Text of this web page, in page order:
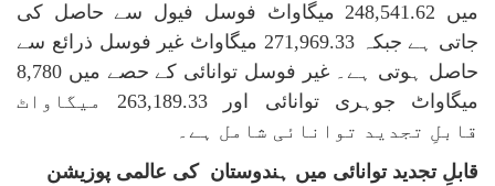
میں 248,541.62 میگاواٹ فوسل فیول سے حاصل کی
جاتی ہے جبکہ 271,969.33 میگاواٹ غیر فوسل ذرائع سے
حاصل ہوتی ہے۔ غیر فوسل توانائی کے حصے میں 8,780
میگاواٹ جوہری توانائی اور 263,189.33 میگاواٹ
قابلِ تجدید توانائی شامل ہے۔
قابلِ تجدید توانائی میں ہندوستان کی عالمی پوزیشن